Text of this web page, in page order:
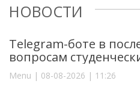
НОВОСТИ
Telegram-боте в
вопросам
Menu | 08-08-2026 | 11:26